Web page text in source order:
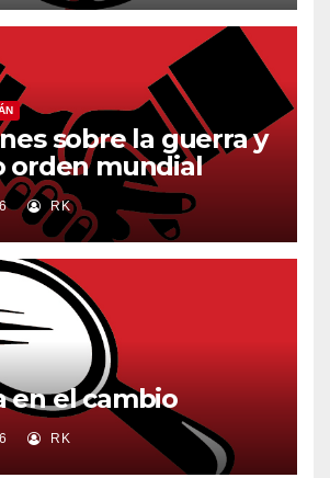
sobre la guerra y
orden mundial
RK
en el cambio
RK